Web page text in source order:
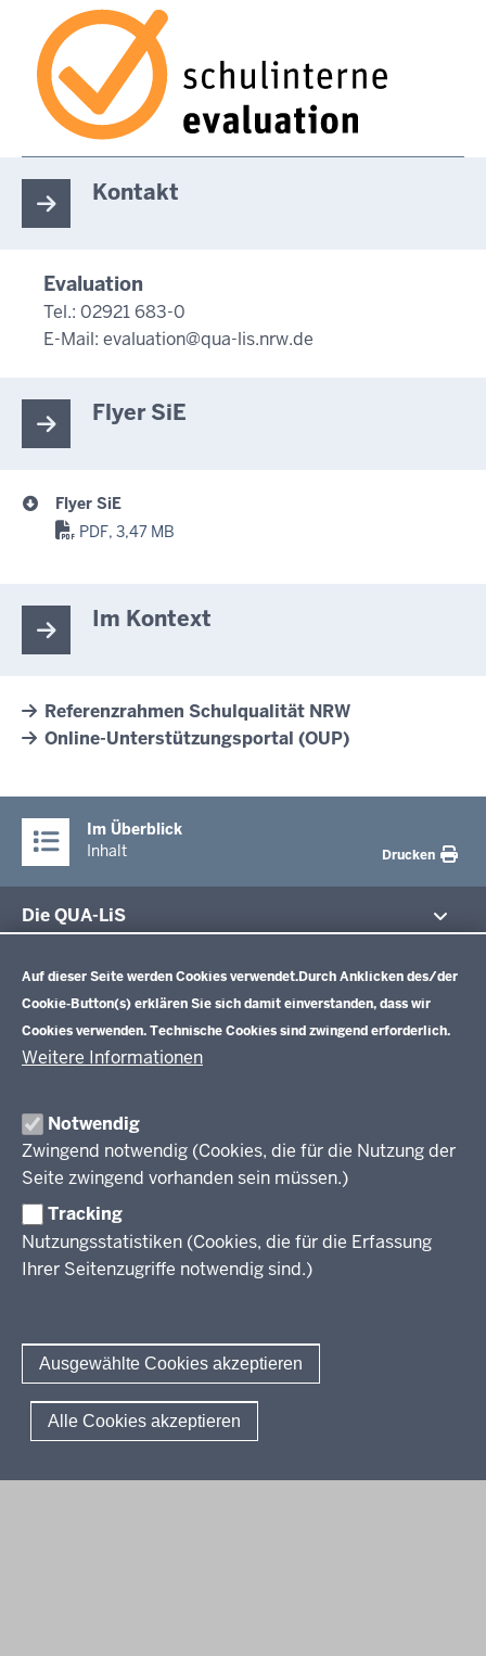
Auf dieser Seite werden Cookies verwendet.Durch Anklicken des/der
Cookie-Button(s) erklären Sie sich damit einverstanden, dass wir
Cookies verwenden. Technische Cookies sind zwingend erforderlich.
Weitere Informationen
Notwendig
Zwingend notwendig (Cookies, die für die Nutzung der
Seite zwingend vorhanden sein müssen.)
Tracking
Nutzungsstatistiken (Cookies, die für die Erfassung
Ihrer Seitenzugriffe notwendig sind.)
Ausgewählte Cookies akzeptieren
Alle Cookies akzeptieren
Kontakt
Evaluation
Tel.: 02921 683-0
E-Mail: evaluation@qua-lis.nrw.de
Flyer SiE
Flyer SiE
PDF, 3,47 MB
Im Kontext
Referenzrahmen Schulqualität NRW
Online-Unterstützungsportal (OUP)
Im Überblick
Inhalt
Drucken
Die QUA-LiS
Veröffentlichungen
Leitbild
Stellenangebote
Über uns
Schulentwicklung NRW
Schulentwicklung
Unterricht
Professionalisierung
Standardsicherung NRW
Berufsbildung NRW
Erwachsenenbildung
Wir über uns
Berichtswesen Weiterbildung
ElternMitWirkung NRW
KI:EB
Amtsblattabonnieren
© 2026 QUA-LiS
Fußzeile
Impressum Datenschutzerklärung